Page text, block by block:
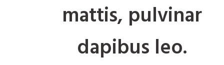
mattis, pulvinar
dapibus leo.